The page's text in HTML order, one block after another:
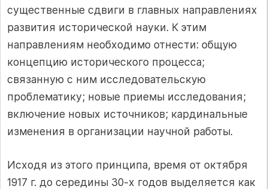
существенные сдвиги в главных направлениях
развития исторической науки. К этим
направлениям необходимо отнести: общую
концепцию исторического процесса;
связанную с ним исследовательскую
проблематику; новые приемы исследования;
включение новых источников; кардинальные
изменения в организации научной работы.
Исходя из этого принципа, время от октября
1917 г. до середины 30-х годов выделяется как